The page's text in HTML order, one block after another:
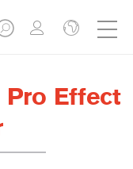
Pro Effect